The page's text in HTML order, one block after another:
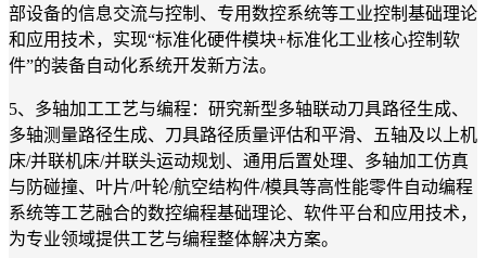
部设备的信息交流与控制、专用数控系统等工业控制基础理论
和应用技术，实现“标准化硬件模块+标准化工业核心控制软
件”的装备自动化系统开发新方法。
5、多轴加工工艺与编程：研究新型多轴联动刀具路径生成、
多轴测量路径生成、刀具路径质量评估和平滑、五轴及以上机
床/并联机床/并联头运动规划、通用后置处理、多轴加工仿真
与防碰撞、叶片/叶轮/航空结构件/模具等高性能零件自动编程
系统等工艺融合的数控编程基础理论、软件平台和应用技术，
为专业领域提供工艺与编程整体解决方案。